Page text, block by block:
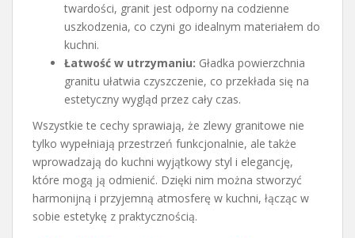
twardości, granit jest odporny na codzienne
uszkodzenia, co czyni go idealnym materiałem do
kuchni.
Łatwość w utrzymaniu: Gładka powierzchnia
granitu ułatwia czyszczenie, co przekłada się na
estetyczny wygląd przez cały czas.
Wszystkie te cechy sprawiają, że zlewy granitowe nie
tylko wypełniają przestrzeń funkcjonalnie, ale także
wprowadzają do kuchni wyjątkowy styl i elegancję,
które mogą ją odmienić. Dzięki nim można stworzyć
harmonijną i przyjemną atmosferę w kuchni, łącząc w
sobie estetykę z praktycznością.